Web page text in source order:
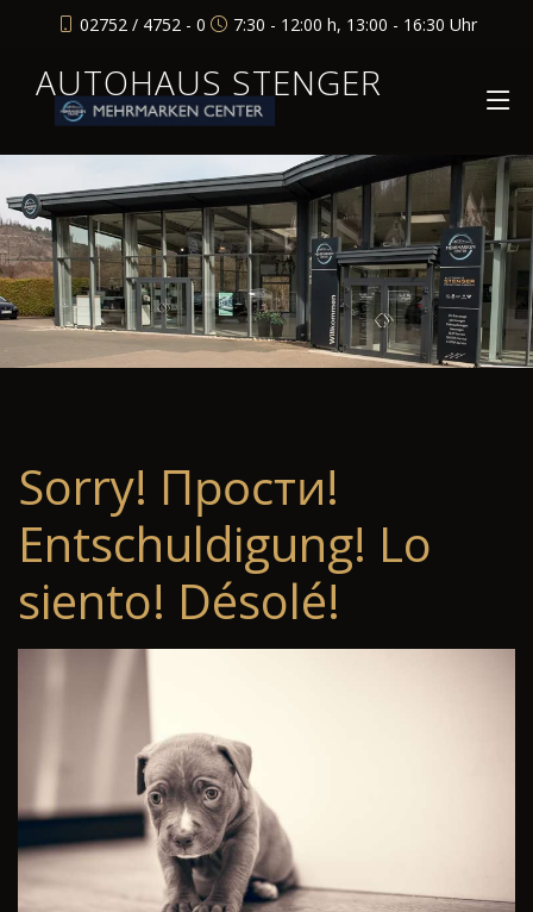
02752 / 4752 - 0 7:30 - 12:00 h, 13:00 - 16:30 Uhr
AUTOHAUS STENGER
Sorry! Прости!
Entschuldigung! Lo
siento! Désolé!